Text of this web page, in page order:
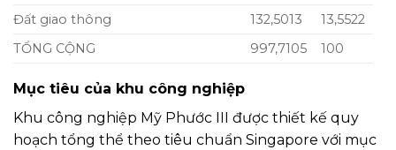
Đất giao thông
132,5013
13,5522
TỔNG CỘNG
997,7105 100
Mục tiêu của khu công nghiệp
Khu công nghiệp Mỹ Phước III được thiết kế quy
hoạch tổng thể theo tiêu chuẩn Singapore với mục